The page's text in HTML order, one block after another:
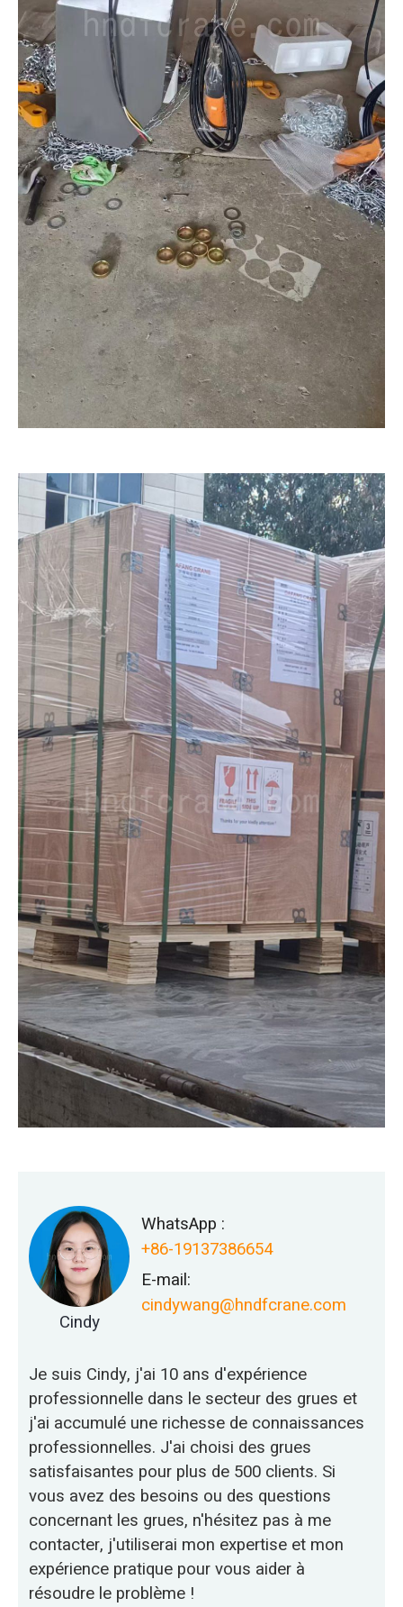
Cindy
WhatsApp :
+86-19137386654
E-mail:
cindywang@hndfcrane.com
Je suis Cindy, j'ai 10 ans d'expérience
professionnelle dans le secteur des grues et
j'ai accumulé une richesse de connaissances
professionnelles. J'ai choisi des grues
satisfaisantes pour plus de 500 clients. Si
vous avez des besoins ou des questions
concernant les grues, n'hésitez pas à me
contacter, j'utiliserai mon expertise et mon
expérience pratique pour vous aider à
résoudre le problème !